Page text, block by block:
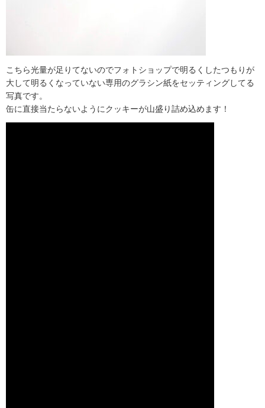
こちら光量が足りてないのでフォトショップで明るくしたつもりが
大して明るくなっていない専用のグラシン紙をセッティングしてる
写真です。
缶に直接当たらないようにクッキーが山盛り詰め込めます！